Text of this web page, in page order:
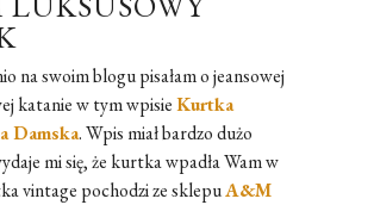
na swoim blogu pisałam o jeansowej
katanie w tym wpisieKurtka
Damska. Wpis miał bardzo dużo
mi się, że kurtka wpadła Wam w
vintage pochodzi ze sklepuA&M